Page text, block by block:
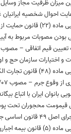
قیم اتفاقی – مصوب 1316/02/26
وقوع جرم – مصوب 1390/06/07